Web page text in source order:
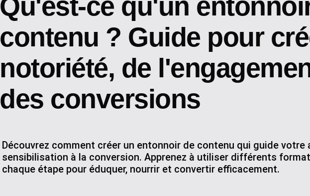
Qu'est-ce qu'un
contenu ? Guide pour
notoriété, de
des conversions
Découvrez comment créer un entonnoir de contenu qui guide votre
sensibilisation à la conversion. Apprenez à utiliser différents
chaque étape pour éduquer, nourrir et convertir efficacement.